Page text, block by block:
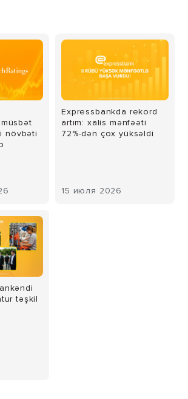
növbəti
Expressbankda rekord
artım: xalis mənfəəti
72%-dən çox yüksəldi
15 июля 2026
təşkil